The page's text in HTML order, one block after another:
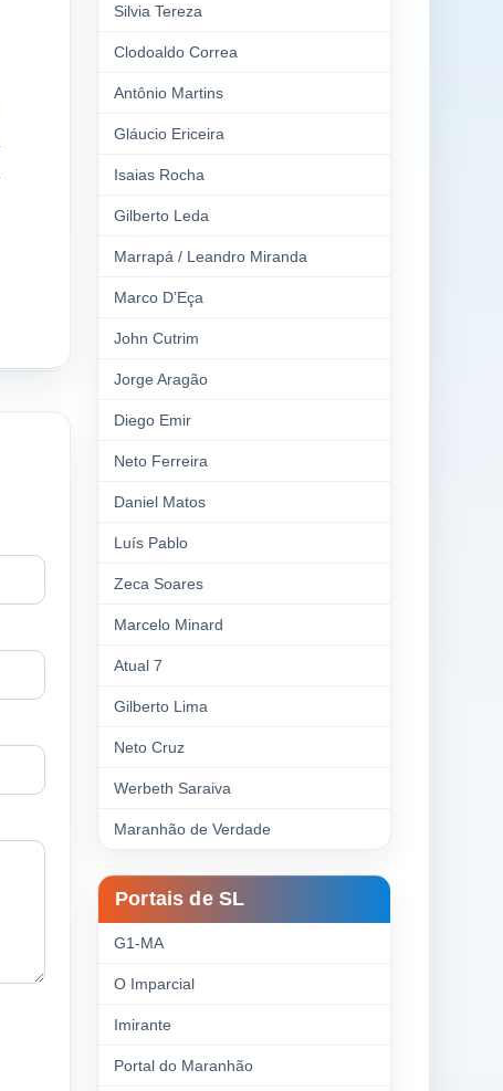
Silvia Tereza
Clodoaldo Correa
Antônio Martins
Gláucio Ericeira
Isaias Rocha
Gilberto Leda
Marrapá / Leandro Miranda
Marco D’Eça
John Cutrim
Jorge Aragão
Diego Emir
Neto Ferreira
Daniel Matos
Luís Pablo
Zeca Soares
Marcelo Minard
Atual 7
Gilberto Lima
Neto Cruz
Werbeth Saraiva
Maranhão de Verdade
Portais de SL
G1-MA
O Imparcial
Imirante
Portal do Maranhão